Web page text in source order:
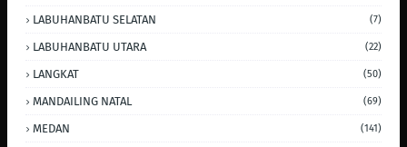
LABUHANBATU SELATAN (7)
LABUHANBATU UTARA (22)
LANGKAT (50)
MANDAILING NATAL (69)
MEDAN (141)